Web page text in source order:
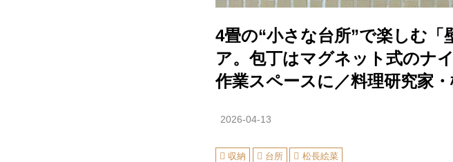
4畳の“小さな台所”で楽しむ
ア。包丁はマグネット式のナ
作業スペースに／料理研究家
2026-04-13
収納 台所 松長絵菜